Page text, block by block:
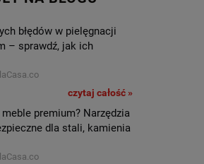
błędów w pielęgnacji
– sprawdź, jak ich
czytaj całość »
premium? Narzędzia
dla stali, kamienia